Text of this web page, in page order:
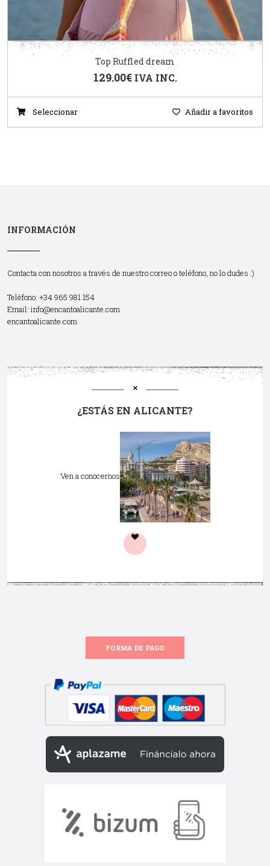
Top Ruffled dream
129.00€ IVA INC.
Seleccionar Añadir a favoritos
INFORMACIÓN
Contacta con nosotros a través de nuestro correo o teléfono, no lo dudes :)
Teléfono: +34 965 981 154
Email: info@encantoalicante.com
encantoalicante.com
¿ESTÁS EN ALICANTE?
Ven a conocernos
FORMA DE PAGO